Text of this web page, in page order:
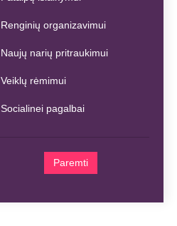
Renginių organizavimui
Naujų narių pritraukimui
Veiklų rėmimui
Socialinei pagalbai
Paremti